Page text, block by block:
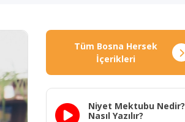
Tüm Bosna Hersek
İçerikleri
Niyet Mektubu Nedir?
Nasıl Yazılır?